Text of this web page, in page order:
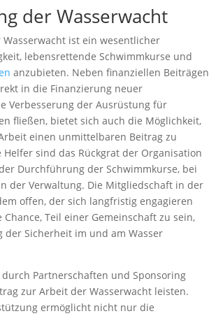
der Wasserwacht
ist ein wesentlicher
lebensrettende Schwimmkurse und
anzubieten. Neben finanziellen Beiträgen
in die Finanzierung neuer
Verbesserung der Ausrüstung für
fließen, bietet sich auch die Möglichkeit,
einen unmittelbaren Beitrag zu
sind das Rückgrat der Organisation
Durchführung der Schwimmkurse, bei
der Verwaltung. Die Mitgliedschaft in der
offen, der sich langfristig engagieren
Teil einer Gemeinschaft zu sein,
der Sicherheit im und am Wasser
Partnerschaften und Sponsoring
zur Arbeit der Wasserwacht leisten.
ermöglicht nicht nur die